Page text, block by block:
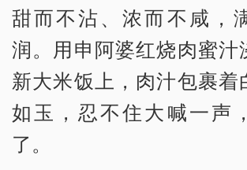
甜而不沾、浓而不咸，
润。用申阿婆红烧肉蜜汁
新大米饭上，肉汁包裹着
如玉，忍不住大喊一声
了。